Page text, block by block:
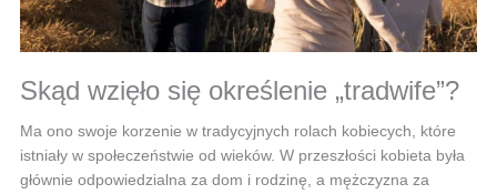
Skąd wzięło się określenie „tradwife”?
Ma ono swoje korzenie w tradycyjnych rolach kobiecych, które
istniały w społeczeństwie od wieków. W przeszłości kobieta była
głównie odpowiedzialna za dom i rodzinę, a mężczyzna za